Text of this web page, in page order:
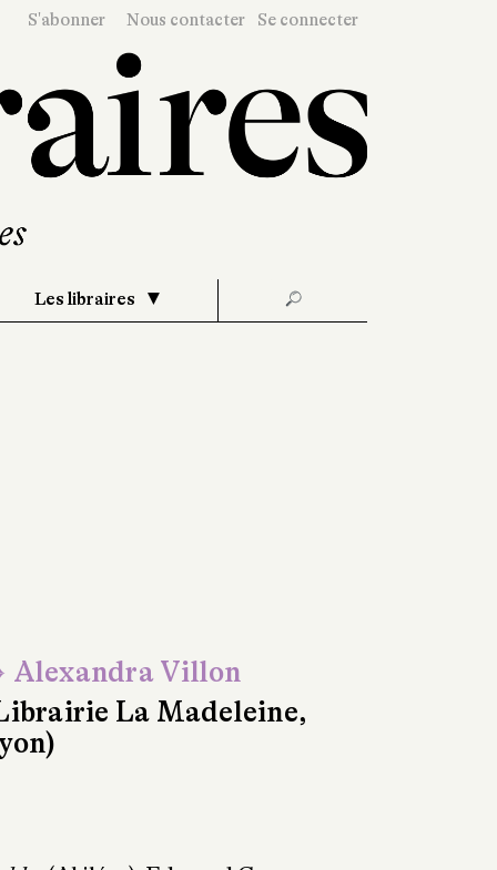
S'abonner Nous contacter Se connecter
Les libraires 🔎
Alexandra Villon
La Madeleine,